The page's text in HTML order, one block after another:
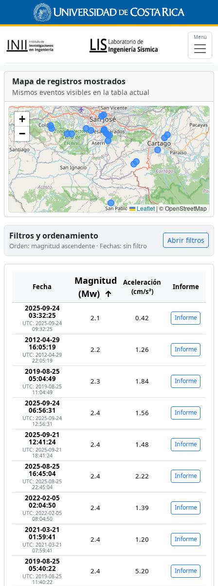
Menú
Mapa de registros mostrados
Mismos eventos visibles en la tabla actual
+
−
Leaflet |© OpenStreetMap
Filtros y ordenamiento
Orden: magnitud ascendente · Fechas: sin filtro
Abrir filtros
Fecha
Magnitud
(Mw) ↑
Aceleración
(cm/s²)
Informe
2025-09-24
03:32:25
UTC: 2025-09-24
09:32:25
2.1 0.42 Informe
2012-04-29
16:05:19
UTC: 2012-04-29
22:05:19
2.2 1.26 Informe
2019-08-25
05:04:49
UTC: 2019-08-25
11:04:49
2.3 1.84 Informe
2025-09-24
06:56:31
UTC: 2025-09-24
12:56:31
2.4 1.56 Informe
2025-09-21
12:41:24
UTC: 2025-09-21
18:41:24
2.4 1.48 Informe
2025-08-25
16:45:04
UTC: 2025-08-25
22:45:04
2.4 2.22 Informe
2022-02-05
02:04:50
UTC: 2022-02-05
08:04:50
2.4 1.39 Informe
2021-03-21
01:59:41
UTC: 2021-03-21
07:59:41
2.4 1.20 Informe
2019-08-25
05:40:22
UTC: 2019-08-25
11:40:22
2.4 5.20 Informe